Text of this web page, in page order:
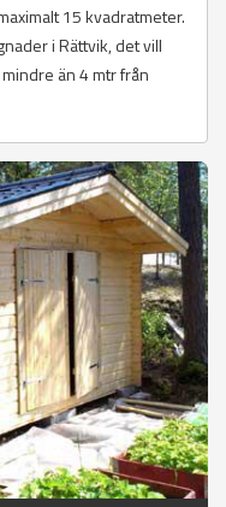
15 kvadratmeter.
i Rättvik, det vill
än 4 mtr från